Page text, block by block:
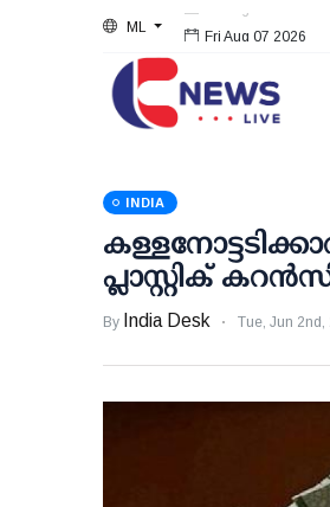
ML Fri Aug 07 2026
INDIA
പ്ലാസ്റ്റിക്
By India Desk Tue, Jun 2nd,